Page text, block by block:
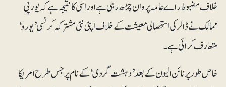
خلاف مضبوط راے عامہ پروان چڑھ رہی ہے اور اسی کا نتیجہ ہے کہ یورپی
ممالک نے ڈالر کی استحصالی معیشت کے خلاف اپنی نئی مشترکہ کرنسی ’یورو‘
متعارف کرائی ہے۔
خاص طور پر نائن الیون کے بعد ’دہشت گردی‘ کے نام پر جس طرح امریکا